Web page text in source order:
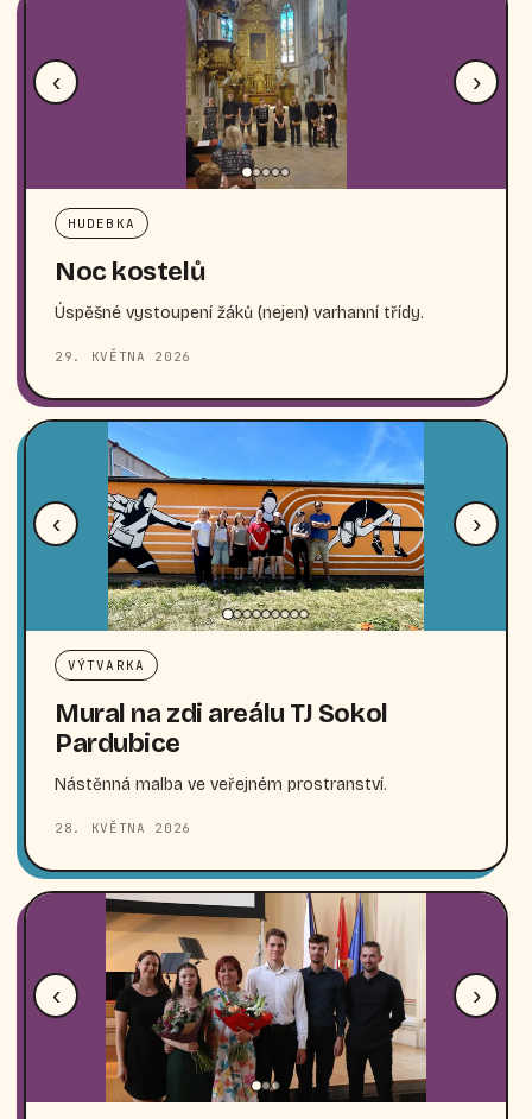
‹ ›
HUDEBKA
Noc kostelů
Úspěšné vystoupení žáků (nejen) varhanní třídy.
29. KVĚTNA 2026
‹ ›
VÝTVARKA
Mural na zdi areálu TJ Sokol
Pardubice
Nástěnná malba ve veřejném prostranství.
28. KVĚTNA 2026
‹ ›